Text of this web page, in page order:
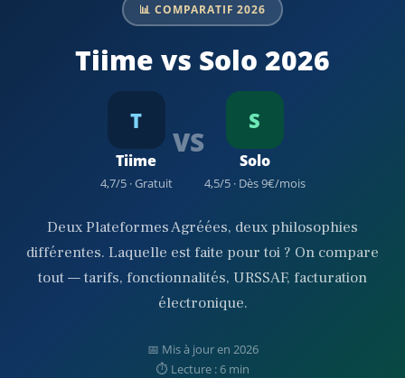
📊 COMPARATIF 2026
Tiime vs Solo 2026
T
Tiime
4,7/5 · Gratuit
VS
S
Solo
4,5/5 · Dès 9€/mois
Deux Plateformes Agréées, deux philosophies
différentes. Laquelle est faite pour toi ? On compare
tout — tarifs, fonctionnalités, URSSAF, facturation
électronique.
📅 Mis à jour en 2026
⏱️ Lecture : 6 min